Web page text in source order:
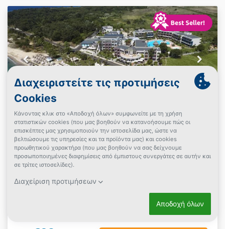
5* Ilio Mare Hotels & Resorts Πρίνος, Θάσος
2 Ημέρες (1 Διανυκτέρευση)
2 άτομα + 1 παιδί έως 11 ετών